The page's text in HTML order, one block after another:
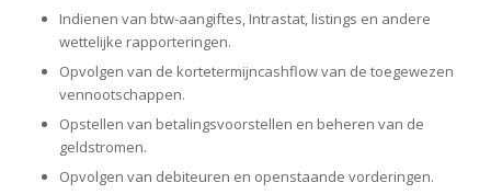
Indienen van btw-aangiftes, Intrastat, listings en andere
wettelijke rapporteringen.
Opvolgen van de kortetermijncashflow van de toegewezen
vennootschappen.
Opstellen van betalingsvoorstellen en beheren van de
geldstromen.
Opvolgen van debiteuren en openstaande vorderingen.